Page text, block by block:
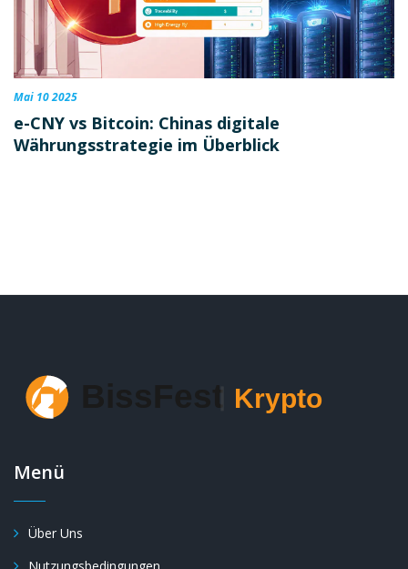
Mai 10 2025
e-CNY vs Bitcoin: Chinas digitale
Währungsstrategie im Überblick
Menü
Über Uns